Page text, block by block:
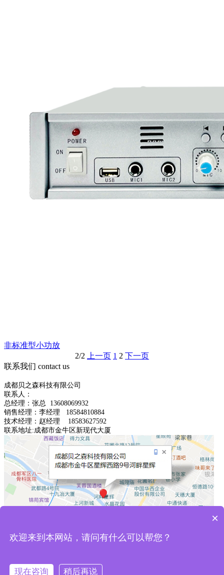
非标准型小功放
2/2
上一页 1 2 下一页
联系我们 contact us
成都贝之森科技有限公司
联系人：
总经理： 张总 13608069932
销售经理：李经理 18584810884
技术经理：赵经理 18583627592
联系地址:成都市金牛区新现代大厦
51010602003223号
×
欢迎来到本网站，请问有什么可以帮您？
现在咨询 稍后再说